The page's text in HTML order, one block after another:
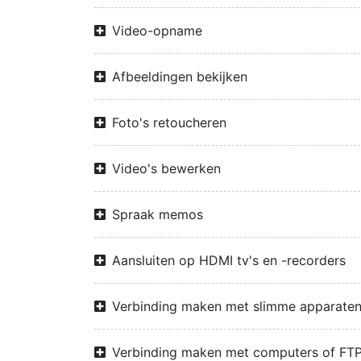
Video-opname
Afbeeldingen bekijken
Foto's retoucheren
Video's bewerken
Spraak memos
Aansluiten op HDMI tv's en -recorders
Verbinding maken met slimme apparaten
Verbinding maken met computers of